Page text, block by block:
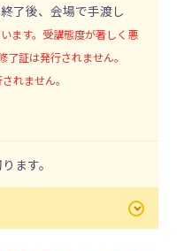
了後、会場で手渡し
ます。受講態度が著しく悪
証は発行されません。
れません。
ます。